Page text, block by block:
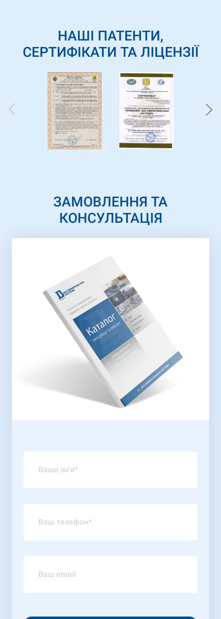
НАШІ ПАТЕНТИ,
СЕРТИФІКАТИ ТА ЛІЦЕНЗІЇ
ЗАМОВЛЕННЯ ТА
КОНСУЛЬТАЦІЯ